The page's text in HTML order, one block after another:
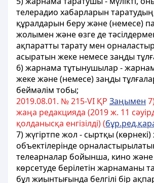
телерадио хабарларын
құралдарын беру және (немесе)
жолымен және өзге де
ақпаратты тарату мен
асыратын жеке немесе заңды
6) жарнама тұтынушылар -
жеке және (немесе) заңды
беймәлiм тобы;
2019.08.01. № 215-VІ ҚР Заңымен
жаңа редакцияда (2019 ж. 11
қолданысқа енгізілді) (
7) жүгiртпе жол - сыртқы
объектiлерiнде
телеарналар бойынша, кино
көрсетуде берiлетiн жарнаманы
бұл жиынтығында белгiлi бiр